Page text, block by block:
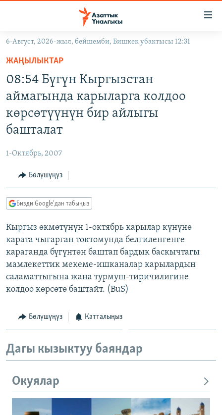
Навигацияга
өтүңүз
салыңызКЫРГЫЗСТАН
АТАЙЫН ИЛИКТӨӨ
БҮГҮН АЗАТТЫКТА
ЭКСПЕРТТЕР ТАЛДАЙТ
БИЗ ЖАНА ДҮЙНӨ
ЭЖЕ-СИҢДИЛЕР
АЗАТТЫК+
ЫҢГАЙСЫЗ СУРООЛОР
ПОДКАСТ
ӨЗГӨЧӨ ПИКИР
Русский
ОНЛАЙН ШЕРИНЕ
6-Август, 2026-жыл, бейшемби, Бишкек убактысы 12:31
ЖАҢЫЛЫКТАР
08:54 Бүгүн Кыргызстан
аймагында карыларга колдоо
көрсөтүүнүн бир айлыгы
башталат
1-Октябрь, 2007
Бөлүшүңүз
Бизди Google'дан табыңыз
Кыргыз өкмөтүнүн 1-октябрь карылар күнүнө
карата чыгарган токтомунда белгиленгенге
караганда бүгүнтөн баштап бардык баскычтагы
мамлекеттик мекеме-ишканалар карылардын
саламаттыгына жана турмуш-тиричилигине
колдоо көрсөтө баштайт. (BuS)
Бөлүшүңүз Катталыңыз
Дагы кызыктуу баяндар
Окуялар